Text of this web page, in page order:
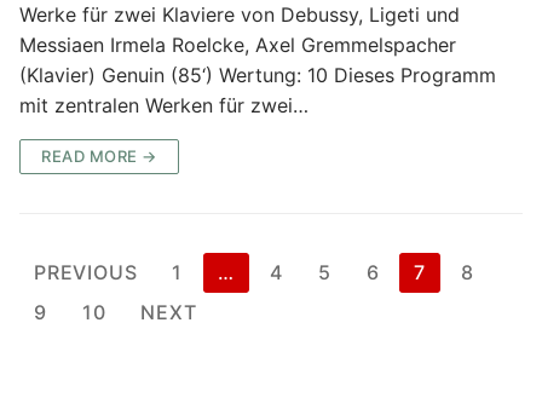
Werke für zwei Klaviere von Debussy, Ligeti und
Messiaen Irmela Roelcke, Axel Gremmelspacher
(Klavier) Genuin (85‘) Wertung: 10 Dieses Programm
mit zentralen Werken für zwei…
READ MORE →
PREVIOUS 1 … 4 5 6 7
8
9
10 NEXT